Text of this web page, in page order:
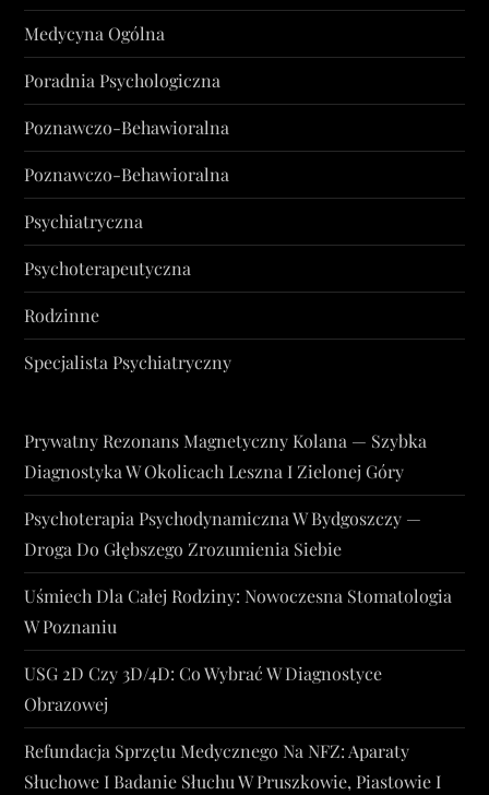
Medycyna Ogólna
Poradnia Psychologiczna
Poznawczo-Behawioralna
Poznawczo-Behawioralna
Psychiatryczna
Psychoterapeutyczna
Rodzinne
Specjalista Psychiatryczny
Prywatny Rezonans Magnetyczny Kolana — Szybka
Diagnostyka W Okolicach Leszna I Zielonej Góry
Psychoterapia Psychodynamiczna W Bydgoszczy —
Droga Do Głębszego Zrozumienia Siebie
Uśmiech Dla Całej Rodziny: Nowoczesna Stomatologia
W Poznaniu
USG 2D Czy 3D/4D: Co Wybrać W Diagnostyce
Obrazowej
Refundacja Sprzętu Medycznego Na NFZ: Aparaty
Słuchowe I Badanie Słuchu W Pruszkowie, Piastowie I